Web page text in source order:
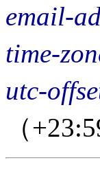
email-
time-
utc-
（